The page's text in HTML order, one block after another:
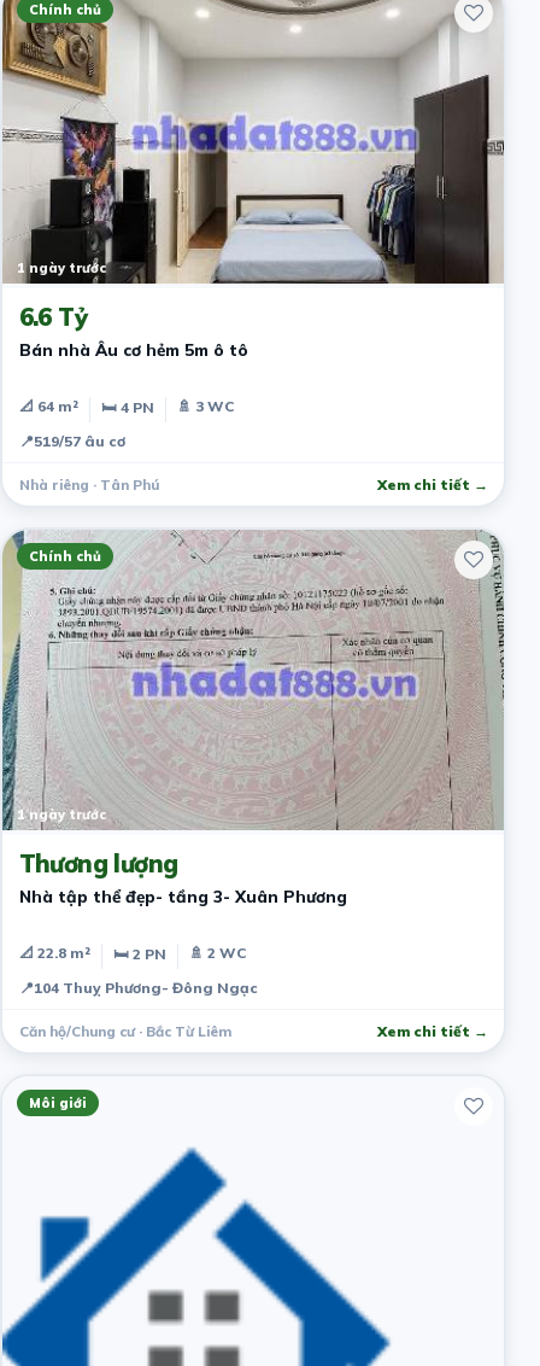
Chính chủ
1 ngày trước
6.6 Tỷ
Bán nhà Âu cơ hẻm 5m ô tô
📐 64 m² 🛏 4 PN
🚿 3 WC
📍519/57 âu cơ
Nhà riêng · Tân Phú Xem chi tiết →
Chính chủ
1 ngày trước
Thương lượng
Nhà tập thể đẹp- tầng 3- Xuân Phương
📐 22.8 m² 🛏 2 PN
🚿 2 WC
📍104 Thuỵ Phương- Đông Ngạc
Căn hộ/Chung cư · Bắc Từ Liêm Xem chi tiết →
Môi giới